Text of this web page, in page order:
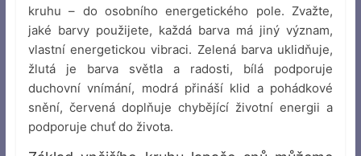
kruhu – do osobního energetického pole. Zvažte,
jaké barvy použijete, každá barva má jiný význam,
vlastní energetickou vibraci. Zelená barva uklidňuje,
žlutá je barva světla a radosti, bílá podporuje
duchovní vnímání, modrá přináší klid a pohádkové
snění, červená doplňuje chybějící životní energii a
podporuje chuť do života.